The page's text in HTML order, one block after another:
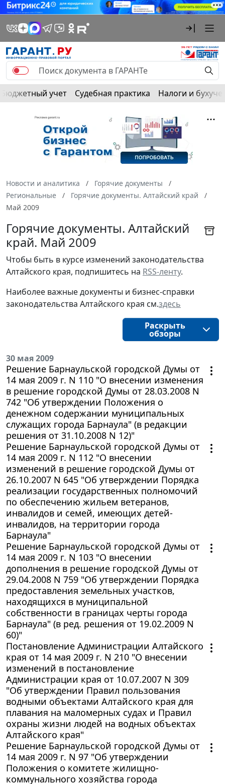
Бюджетный учет Судебная практика Налоги и
Новости и аналитика
Горячие документы
Региональные
Горячие документы. Алтайский край
Май 2009
Горячие документы. Алтайский
край. Май 2009
Чтобы быть в курсе изменений законодательства
Алтайского края, подпишитесь на RSS-ленту.
Наиболее важные документы и бизнес-справки
законодательства Алтайского края см.здесь
Раскрыть
обзоры
30 мая 2009
Решение Барнаульской городской Думы от
14 мая 2009 г. N 110 "О внесении изменения
в решение городской Думы от 28.03.2008 N
742 "Об утверждении Положения о
денежном содержании муниципальных
служащих города Барнаула" (в редакции
решения от 31.10.2008 N 12)"
Решение Барнаульской городской Думы от
14 мая 2009 г. N 112 "О внесении
изменений в решение городской Думы от
26.10.2007 N 645 "Об утверждении Порядка
реализации государственных полномочий
по обеспечению жильем ветеранов,
инвалидов и семей, имеющих детей-
инвалидов, на территории города
Барнаула"
Решение Барнаульской городской Думы от
14 мая 2009 г. N 103 "О внесении
дополнения в решение городской Думы от
29.04.2008 N 759 "Об утверждении Порядка
предоставления земельных участков,
находящихся в муниципальной
собственности в границах черты города
Барнаула" (в ред. решения от 19.02.2009 N
60)"
Постановление Администрации Алтайского
края от 14 мая 2009 г. N 210 "О внесении
изменений в постановление
Администрации края от 10.07.2007 N 309
"Об утверждении Правил пользования
водными объектами Алтайского края для
плавания на маломерных судах и Правил
охраны жизни людей на водных объектах
Алтайского края"
Решение Барнаульской городской Думы от
14 мая 2009 г. N 97 "Об утверждении
Положения о комитете жилищно-
коммунального хозяйства города